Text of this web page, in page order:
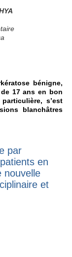
bénigne,
17 ans en bon
s’est
blanchâtres
par
en
nouvelle
et